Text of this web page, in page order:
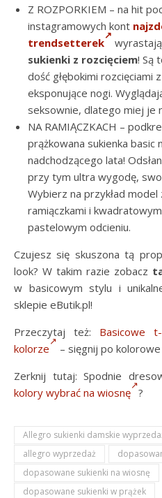
Z ROZPORKIEM – na hit
instagramowych kont
trendsetterek
sukienki z rozcięciem! Są
dość głębokimi rozcięciami
eksponujące nogi.
seksownie, dlatego miej je
NA RAMIĄCZKACH –
prążkowana sukienka basic
nadchodzącego lata!
przy tym ultra wygodę,
Wybierz na przykład
ramiączkami i
pastelowym odcieniu.
Czujesz się skuszona tą
look? W takim razie zobacz
w basicowym stylu i
sklepie eButik.pl!
Przeczytaj też: Basicowe
kolorze
– sięgnij po
Zerknij tutaj: Spodnie
kolory wybrać na wiosnę ?
Allegro sukienki damskie
allegro wyprzedaż
dopasowane sukienki na wiosnę
dopasowane sukienki w prążek